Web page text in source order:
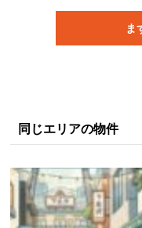
ま
同じエリアの物件